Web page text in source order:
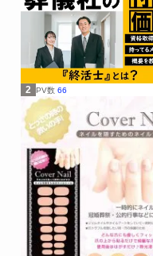
2 PV数 66